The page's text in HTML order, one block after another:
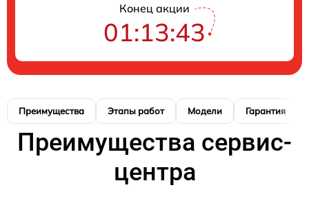
Конец акции
01:13:42
Преимущества Этапы работ Модели Гарантия
Преимущества сервис-
центра